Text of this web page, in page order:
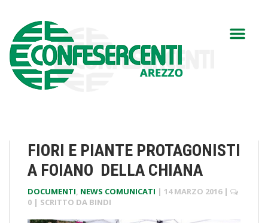
FIORI E PIANTE PROTAGONISTI
A FOIANO DELLA CHIANA
DOCUMENTI, NEWS COMUNICATI | 14 MARZO 2016 |
0 | SCRITTO DA BINDI